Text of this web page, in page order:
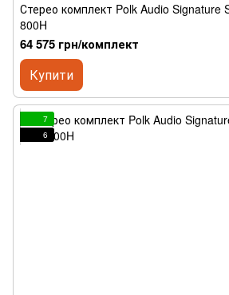
Стерео комплект Polk Audio Signature
800H
64 575 грн/комплект
Купити
7
6